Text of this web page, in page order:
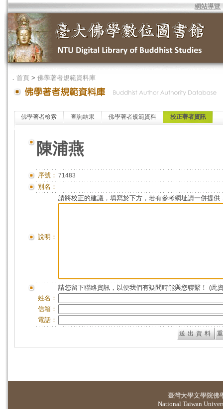
網站導覽
． 首頁 > 佛學著者規範資料庫
佛學著者檢索 查詢結果 佛學著者規範資料 校正著者資訊
陳浦燕
序號： 71483
別名：
說明：
請將校正的建議，填寫於下方，若有參考網址請一併提供
請您留下聯絡資訊，以便我們有疑問時能與您聯繫！ (此
姓名：
信箱：
電話：
臺灣大學文學院佛
National Taiwan